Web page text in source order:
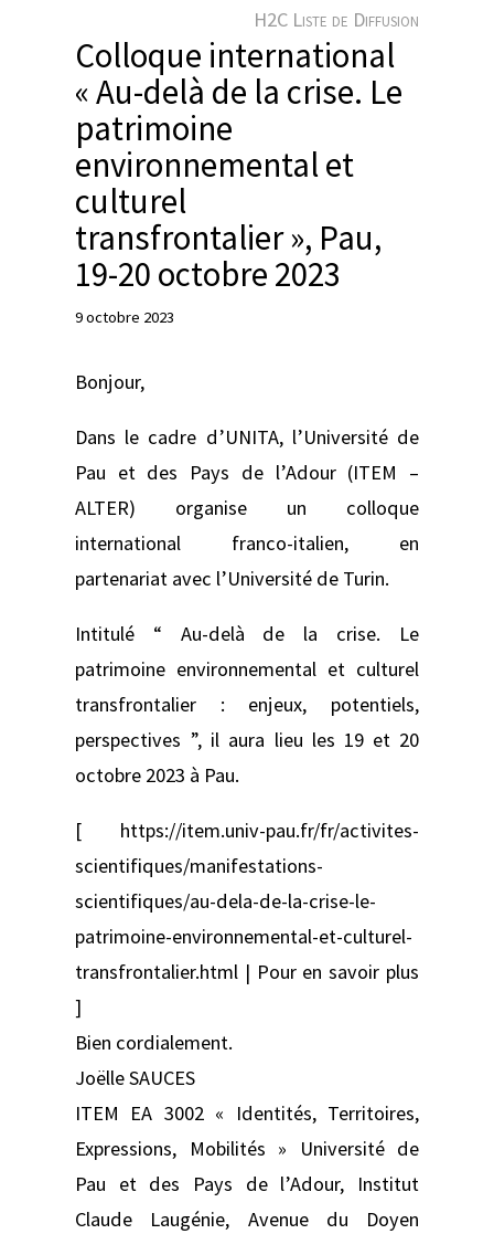
H2C Liste de Diffusion
Colloque international
« Au-delà de la crise. Le
patrimoine
environnemental et
culturel
transfrontalier », Pau,
19-20 octobre 2023
9 octobre 2023
Bonjour,
Dans le cadre d’UNITA, l’Université de
Pau et des Pays de l’Adour (ITEM –
ALTER) organise un colloque
international franco-italien, en
partenariat avec l’Université de Turin.
Intitulé “ Au-delà de la crise. Le
patrimoine environnemental et culturel
transfrontalier : enjeux, potentiels,
perspectives ”, il aura lieu les 19 et 20
octobre 2023 à Pau.
[ https://item.univ-pau.fr/fr/activites-
scientifiques/manifestations-
scientifiques/au-dela-de-la-crise-le-
patrimoine-environnemental-et-culturel-
transfrontalier.html | Pour en savoir plus
]
Bien cordialement.
Joëlle SAUCES
ITEM EA 3002 « Identités, Territoires,
Expressions, Mobilités » Université de
Pau et des Pays de l’Adour, Institut
Claude Laugénie, Avenue du Doyen